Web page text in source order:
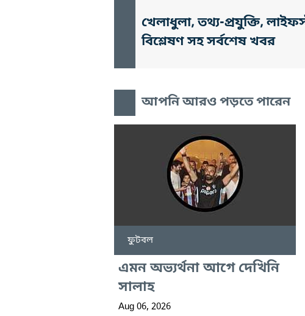
খেলাধুলা, তথ্য-প্রযুক্তি,
বিশ্লেষণ সহ সর্বশেষ খবর
আপনি আরও পড়তে পারেন
ফুটবল
এমন অভ্যর্থনা আগে দেখিনি
সালাহ
Aug 06, 2026